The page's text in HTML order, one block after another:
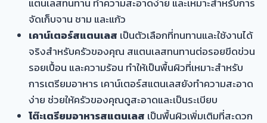
แตนเลสทนทาน ทำความสะอาดง่าย และเหมาะสำหรับการ
จัดเก็บจาน ชาม และแก้ว
เคาน์เตอร์สแตนเลส เป็นตัวเลือกที่ทนทานและใช้งานได้
จริงสำหรับครัวของคุณ สแตนเลสทนทานต่อรอยขีดข่วน
รอยเปื้อน และความร้อน ทำให้เป็นพื้นผิวที่เหมาะสำหรับ
การเตรียมอาหาร เคาน์เตอร์สแตนเลสยังทำความสะอาด
ง่าย ช่วยให้ครัวของคุณดูสะอาดและเป็นระเบียบ
โต๊ะเตรียมอาหารสแตนเลส เป็นพื้นผิวเพิ่มเติมที่สะดวก